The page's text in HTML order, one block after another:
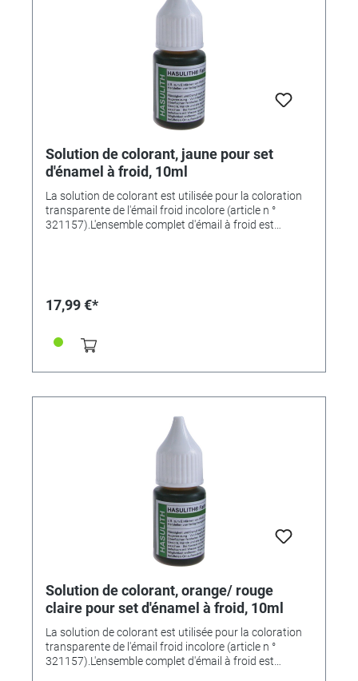
Solution de colorant, jaune pour set
d'énamel à froid, 10ml
La solution de colorant est utilisée pour la coloration
transparente de l'émail froid incolore (article n °
321157).L'ensemble complet d'émail à froid est
17,99 €*
Solution de colorant, orange/ rouge
claire pour set d'énamel à froid, 10ml
La solution de colorant est utilisée pour la coloration
transparente de l'émail froid incolore (article n °
321157).L'ensemble complet d'émail à froid est